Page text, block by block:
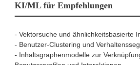
KI/ML für Empfehlungen
- Vektorsuche und ähnlichkeitsbasierte
- Benutzer-Clustering und
- Inhaltsgraphenmodelle zur